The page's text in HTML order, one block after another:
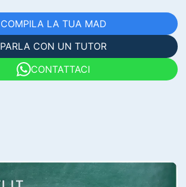
COMPILA LA TUA MAD
PARLA CON UN TUTOR
CONTATTACI